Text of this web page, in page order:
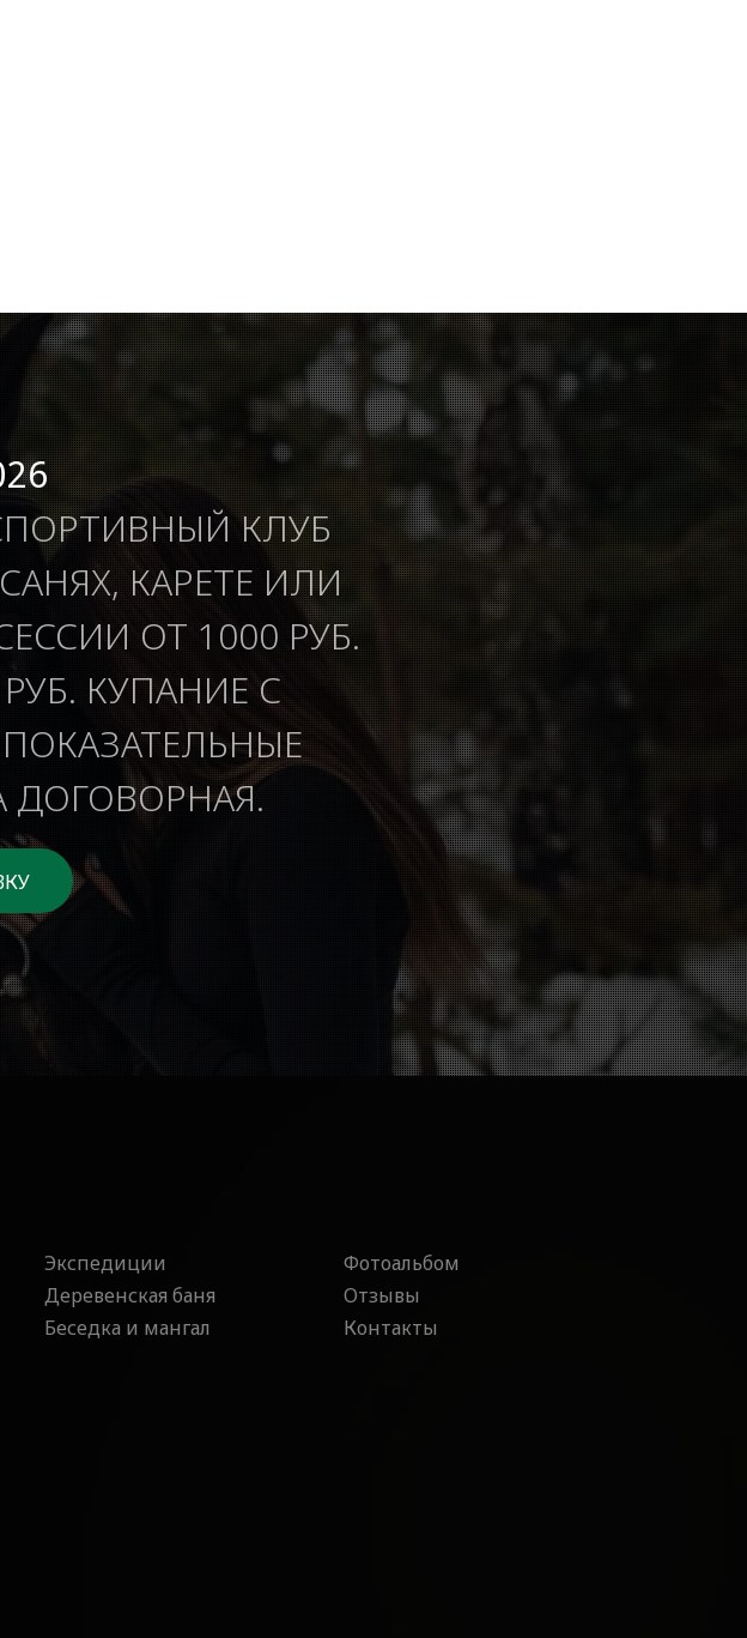
КЛУБ
КАРЕТЕ ИЛИ
ОТ 1000 РУБ.
КУПАНИЕ С
ДОГОВОРНАЯ.
Экспедиции
Деревенская баня
Беседка и мангал
Фотоальбом
Отзывы
Контакты